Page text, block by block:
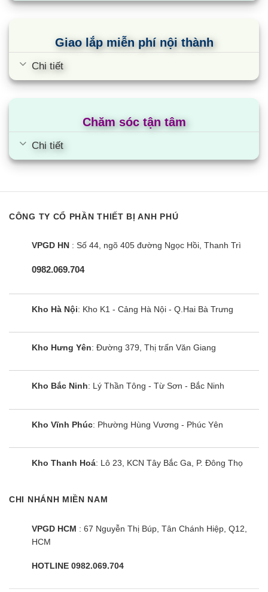
Giao lắp miễn phí nội thành
Chi tiết
Chăm sóc tận tâm
Chi tiết
CÔNG TY CỔ PHẦN THIẾT BỊ ANH PHÚ
VPGD HN : Số 44, ngõ 405 đường Ngọc Hồi, Thanh Trì
0982.069.704
Kho Hà Nội: Kho K1 - Cảng Hà Nội - Q.Hai Bà Trưng
Kho Hưng Yên: Đường 379, Thị trấn Văn Giang
Kho Bắc Ninh: Lý Thần Tông - Từ Sơn - Bắc Ninh
Kho Vĩnh Phúc: Phường Hùng Vương - Phúc Yên
Kho Thanh Hoá: Lô 23, KCN Tây Bắc Ga, P. Đông Thọ
CHI NHÁNH MIỀN NAM
VPGD HCM : 67 Nguyễn Thị Búp, Tân Chánh Hiệp, Q12,
HCM
HOTLINE 0982.069.704